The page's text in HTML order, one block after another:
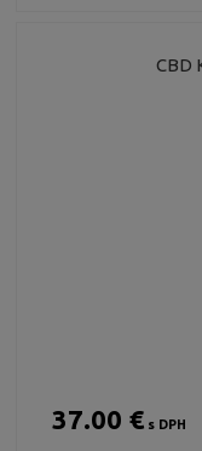
CBD
37.00 €s DPH